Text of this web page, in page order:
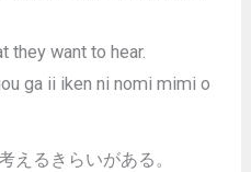
they want to hear.
ga ii iken ni nomi mimi o
えるきらいがある。